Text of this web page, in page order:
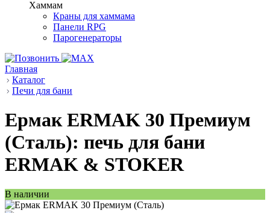
Хаммам
Краны для хаммама
Панели RPG
Парогенераторы
Главная
Каталог
Печи для бани
Ермак ERMAK 30 Премиум
(Сталь): печь для бани
ERMAK & STOKER
В наличии